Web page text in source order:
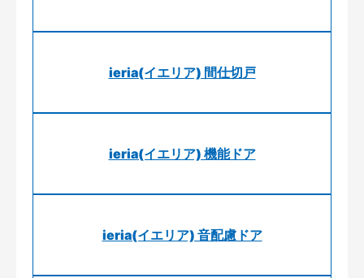
ieria(イエリア) 間仕切戸
ieria(イエリア) 機能ドア
ieria(イエリア) 音配慮ドア